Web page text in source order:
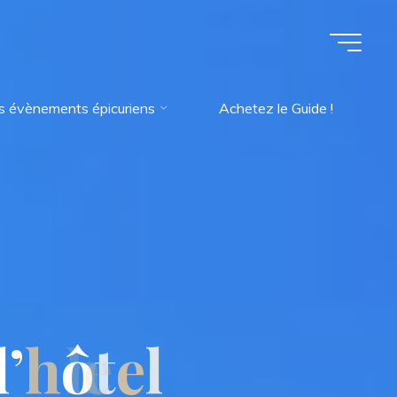
évènements épicuriens Achetez le Guide !
’hôtel